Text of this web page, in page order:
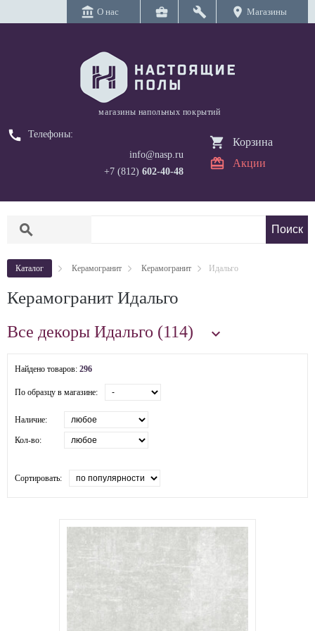
account_balance О нас business_center build location_on Магазины
магазины напольных покрытий
call
Телефоны:
info@nasp.ru
+7 (812) 602-40-48
Корзина
Акции
search
Каталог Керамогранит Керамогранит Идальго
Керамогранит Идальго
Все декоры Идальго (114) 
Найдено товаров: 296
По образцу в магазине:
Наличие:
Кол-во:
Сортировать: